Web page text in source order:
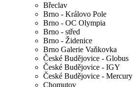
Břeclav
Brno - Královo Pole
Brno - OC Olympia
Brno - střed
Brno - Židenice
Brno Galerie Vaňkovka
České Budějovice - Globus
České Budějovice - IGY
České Budějovice - Mercury
Chomutov